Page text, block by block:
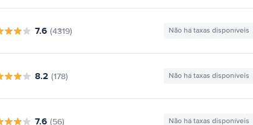
7.6 (4319) Não há taxas disponíveis
8.2 (178) Não há taxas disponíveis
7.6 (56) Não há taxas disponíveis